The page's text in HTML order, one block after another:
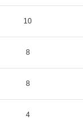
10
8
8
4